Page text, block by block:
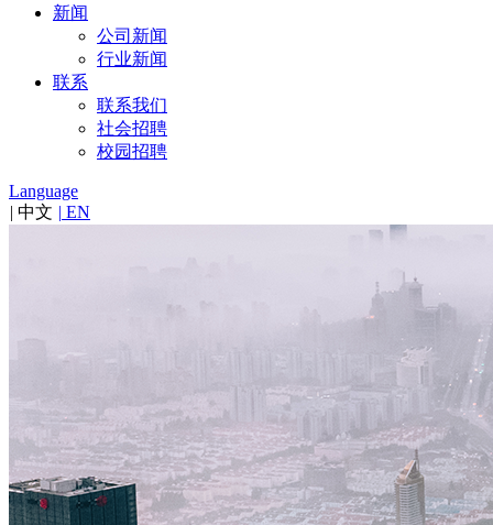
新闻
公司新闻
行业新闻
联系
联系我们
社会招聘
校园招聘
Language
| 中文 | EN